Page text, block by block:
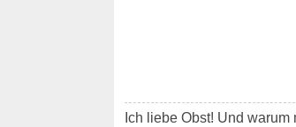
Ich liebe Obst! Und warum